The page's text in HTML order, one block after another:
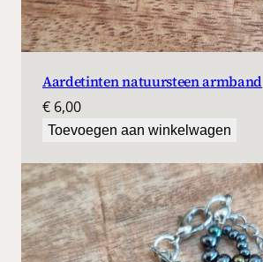
Aardetinten natuursteen armband
€ 6,00
Toevoegen aan winkelwagen